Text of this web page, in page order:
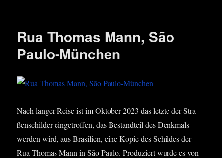
Rua Thomas Mann, São
Paulo-München
Nach lan­ger Rei­se ist im Okto­ber 2023 das letz­te der Stra­
ßen­schil­der ein­ge­trof­fen, das Bestand­teil des Denk­mals
wer­den wird, aus Bra­si­li­en, eine Kopie des Schil­des der
Rua Tho­mas Mann in São Pau­lo. Pro­du­ziert wur­de es von